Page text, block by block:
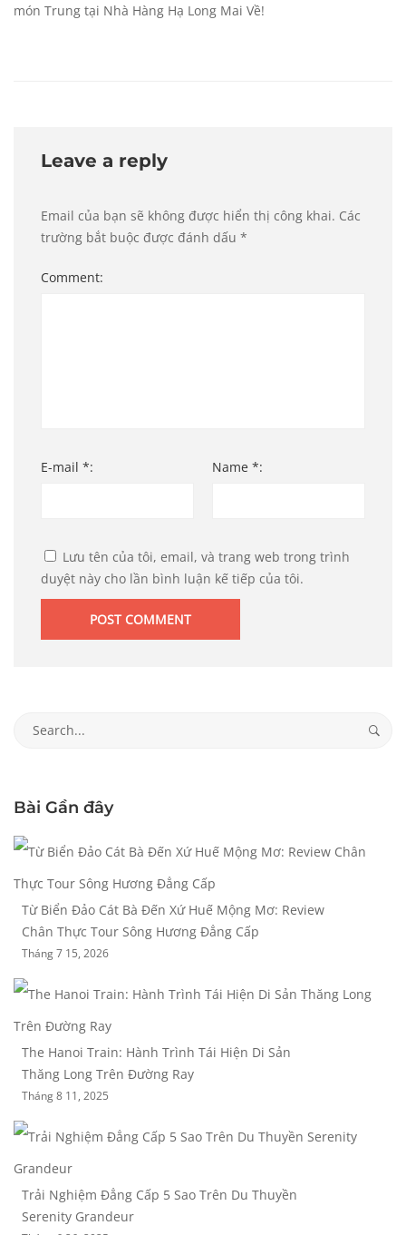
món Trung tại Nhà Hàng Hạ Long Mai Về!
Leave a reply
Email của bạn sẽ không được hiển thị công khai. Các
trường bắt buộc được đánh dấu *
Comment:
E-mail *: Name *:
Lưu tên của tôi, email, và trang web trong trình
duyệt này cho lần bình luận kế tiếp của tôi.
Search
Bài Gần đây
Từ Biển Đảo Cát Bà Đến Xứ Huế Mộng Mơ: Review
Chân Thực Tour Sông Hương Đẳng Cấp
Tháng 7 15, 2026
The Hanoi Train: Hành Trình Tái Hiện Di Sản
Thăng Long Trên Đường Ray
Tháng 8 11, 2025
Trải Nghiệm Đẳng Cấp 5 Sao Trên Du Thuyền
Serenity Grandeur